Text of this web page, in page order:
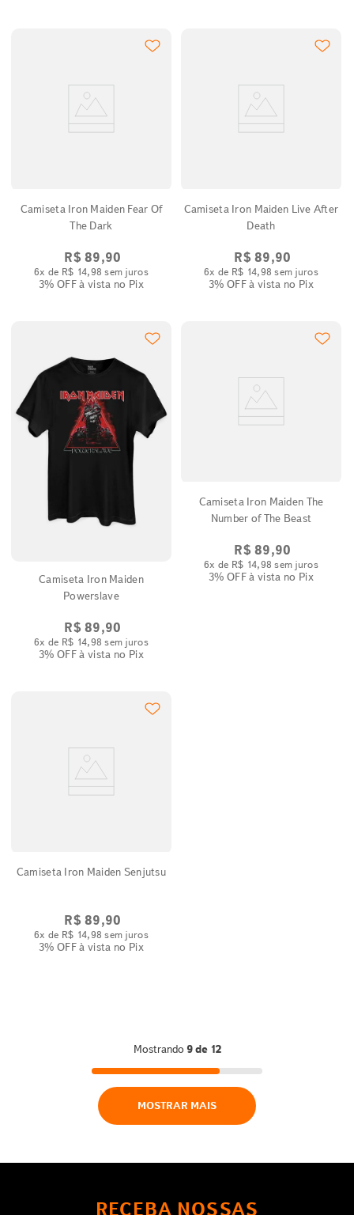
Camiseta Iron Maiden Fear Of
The Dark
R$ 89,90
6x de R$ 14,98 sem juros
3% OFFà vista no Pix
Camiseta Iron Maiden Live After
Death
R$ 89,90
6x de R$ 14,98 sem juros
3% OFFà vista no Pix
Camiseta Iron Maiden
Powerslave
R$ 89,90
6x de R$ 14,98 sem juros
3% OFFà vista no Pix
Camiseta Iron Maiden The
Number of The Beast
R$ 89,90
6x de R$ 14,98 sem juros
3% OFFà vista no Pix
Camiseta Iron Maiden Senjutsu
R$ 89,90
6x de R$ 14,98 sem juros
3% OFFà vista no Pix
Mostrando 9 de 12
MOSTRAR MAIS
RECEBA NOSSAS